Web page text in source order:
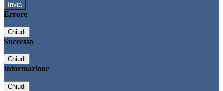
Errore
Chiudi
Successo
Chiudi
Informazione
Chiudi